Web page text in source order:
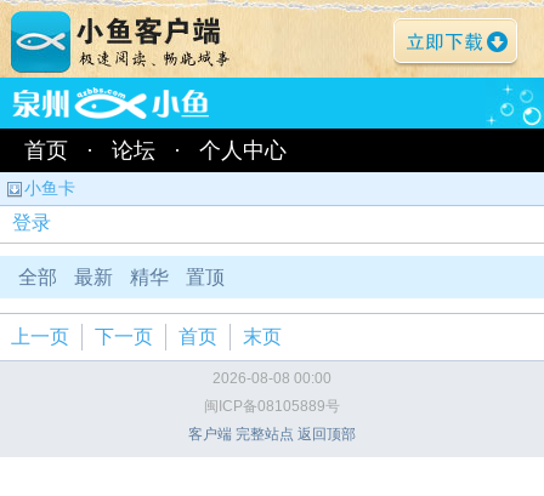
首页 · 论坛 · 个人中心
小鱼卡
登录
全部 最新 精华 置顶
上一页 下一页 首页 末页
2026-08-08 00:00
闽ICP备08105889号
客户端 完整站点 返回顶部